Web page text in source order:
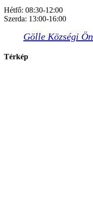
Hétfő: 08:30-12:00
Szerda: 13:00-16:00
Gölle Községi
Térkép